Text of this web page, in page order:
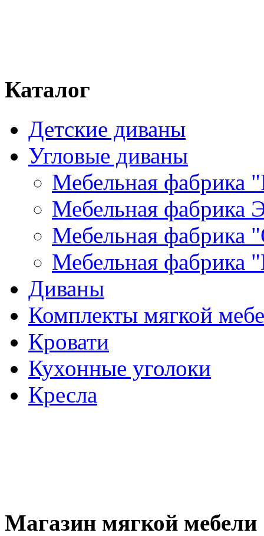
Каталог
Детские диваны
Угловые диваны
Мебельная фабрика
Мебельная фабрика
Мебельная фабрика
Мебельная фабрика
Диваны
Комплекты мягкой
Кровати
Кухонные уголоки
Кресла
Магазин мягкой мебели